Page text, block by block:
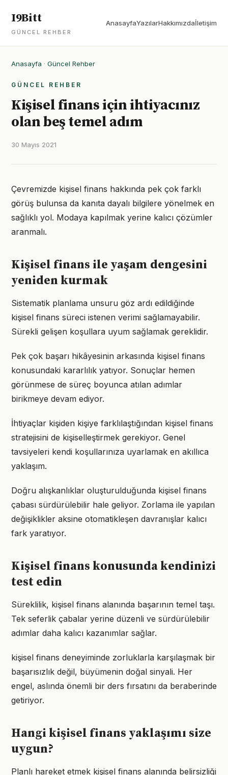
I9Bitt
GÜNCEL REHBER
AnasayfaYazılarHakkımızdaİletişim
Anasayfa · Güncel Rehber
GÜNCEL REHBER
Kişisel finans için ihtiyacınız
olan beş temel adım
30 Mayıs 2021
Çevremizde kişisel finans hakkında pek çok farklı
görüş bulunsa da kanıta dayalı bilgilere yönelmek en
sağlıklı yol. Modaya kapılmak yerine kalıcı çözümler
aranmalı.
Kişisel finans ile yaşam dengesini
yeniden kurmak
Sistematik planlama unsuru göz ardı edildiğinde
kişisel finans süreci istenen verimi sağlamayabilir.
Sürekli gelişen koşullara uyum sağlamak gereklidir.
Pek çok başarı hikâyesinin arkasında kişisel finans
konusundaki kararlılık yatıyor. Sonuçlar hemen
görünmese de süreç boyunca atılan adımlar
birikmeye devam ediyor.
İhtiyaçlar kişiden kişiye farklılaştığından kişisel finans
stratejisini de kişiselleştirmek gerekiyor. Genel
tavsiyeleri kendi koşullarınıza uyarlamak en akıllıca
yaklaşım.
Doğru alışkanlıklar oluşturulduğunda kişisel finans
çabası sürdürülebilir hale geliyor. Zorlama ile yapılan
değişiklikler aksine otomatikleşen davranışlar kalıcı
fark yaratıyor.
Kişisel finans konusunda kendinizi
test edin
Süreklilik, kişisel finans alanında başarının temel taşı.
Tek seferlik çabalar yerine düzenli ve sürdürülebilir
adımlar daha kalıcı kazanımlar sağlar.
kişisel finans deneyiminde zorluklarla karşılaşmak bir
başarısızlık değil, büyümenin doğal sinyali. Her
engel, aslında önemli bir ders fırsatını da beraberinde
getiriyor.
Hangi kişisel finans yaklaşımı size
uygun?
Planlı hareket etmek kişisel finans alanında belirsizliği